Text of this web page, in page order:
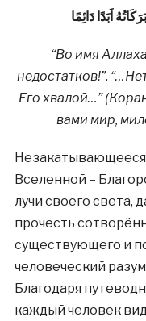
“Во имя
недостатков!”.
Его хвалой…”
вами мир,
Незакатывающееся
Вселенной –
лучи своего света,
прочесть
существующего и
человеческий
Благодаря
каждый человек